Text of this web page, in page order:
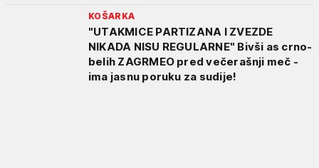
KOŠARKA
"UTAKMICE PARTIZANA I ZVEZDE
NIKADA NISU REGULARNE" Bivši as crno-
belih ZAGRMEO pred večerašnji meč -
ima jasnu poruku za sudije!